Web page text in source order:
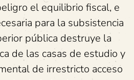
el equilibrio fiscal, e
para la subsistencia
pública destruye la
de las casas de estudio y
de irrestricto acceso